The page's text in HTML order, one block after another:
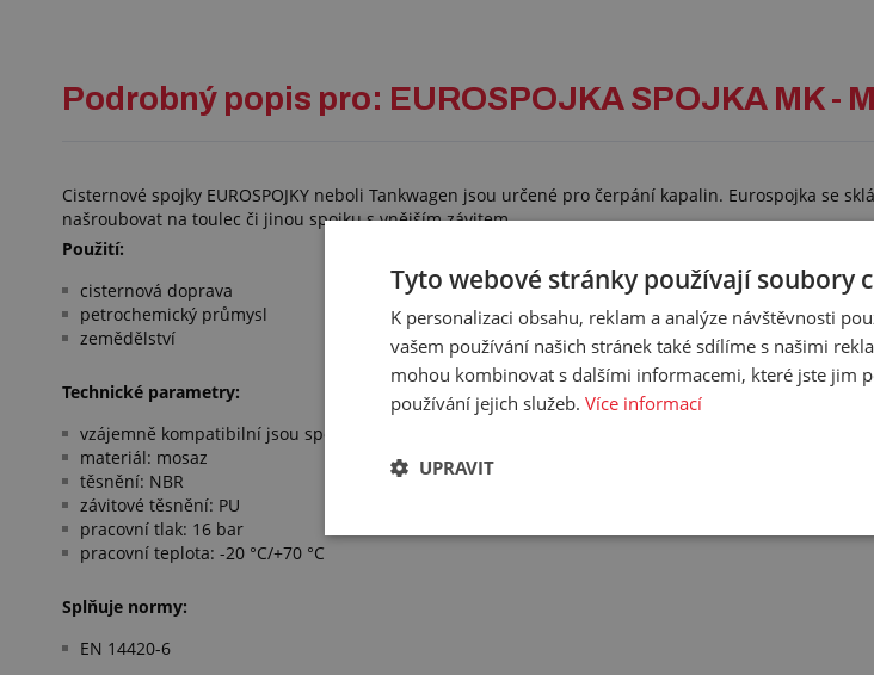
Podrobný popis pro: EUROSPOJKA SPOJKA MK -
Cisternové spojky EUROSPOJKY neboli Tankwagen jsou určené pro čerpání kapalin. Eurospojka se
našroubovat na toulec či jinou spojku s vnějším závitem.
Použití:
cisternová doprava
petrochemický průmysl
zemědělství
Technické parametry:
vzájemně kompatibilní jsou spojky se stejným DN
materiál: mosaz
těsnění: NBR
závitové těsnění: PU
pracovní tlak: 16 bar
pracovní teplota: -20 °C/+70 °C
Splňuje normy:
EN 14420-6
Tyto webové stránky používají soubory
K personalizaci obsahu, reklam a analýze návštěvnosti
vašem používání našich stránek také sdílíme s našimi
mohou kombinovat s dalšími informacemi, které jste jim
používání jejich služeb. Více informací
UPRAVIT